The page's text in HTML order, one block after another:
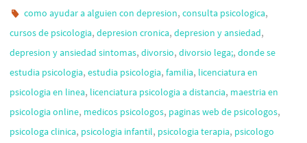
como ayudar a alguien con depresion,consulta psicologica,
cursos de psicologia, depresion cronica, depresion y ansiedad,
depresion y ansiedad sintomas, divorsio, divorsio lega;, donde se
estudia psicologia, estudia psicologia, familia, licenciatura en
psicologia en linea, licenciatura psicologia a distancia, maestria en
psicologia online, medicos psicologos, paginas web de psicologos,
psicologa clinica, psicologia infantil, psicologia terapia, psicologo